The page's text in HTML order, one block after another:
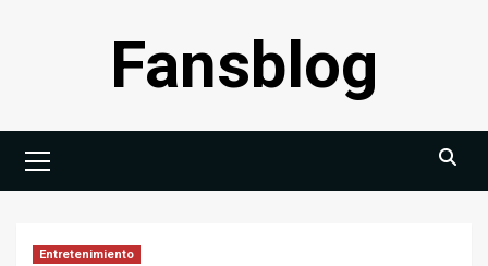
Fansblog
principal
Entretenimiento